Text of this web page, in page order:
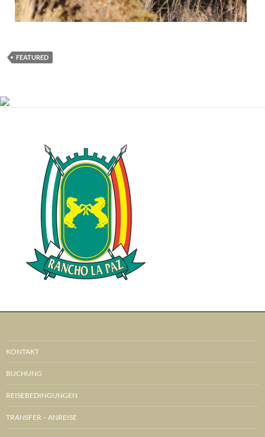
FEATURED
KONTAKT
BUCHUNG
REISEBEDINGUNGEN
TRANSFER – ANREISE